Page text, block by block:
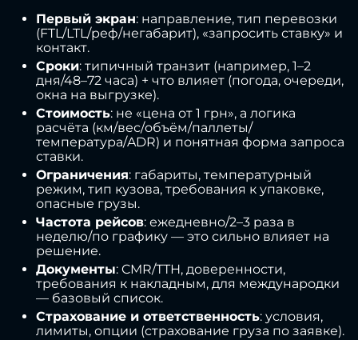
Первый экран: направление, тип перевозки
(FTL/LTL/реф/негабарит), «запросить ставку» и
контакт.
Сроки: типичный транзит (например, 1–2
дня/48–72 часа) + что влияет (погода, очереди,
окна на выгрузке).
Стоимость: не «цена от 1 грн», а логика
расчёта (км/вес/объём/паллеты/
температура/ADR) и понятная форма запроса
ставки.
Ограничения: габариты, температурный
режим, тип кузова, требования к упаковке,
опасные грузы.
Частота рейсов: ежедневно/2–3 раза в
неделю/по графику — это сильно влияет на
решение.
Документы: CMR/ТТН, доверенности,
требования к накладным, для международки
— базовый список.
Страхование и ответственность: условия,
лимиты, опции (страхование груза по заявке).